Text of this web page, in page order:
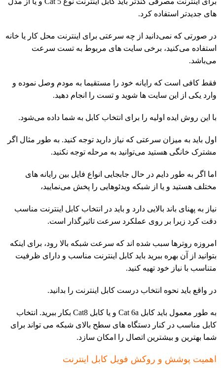
های جدیدتر استفاده کرد.
در صورتی که نمی‌دانید از چه سرعتی برای اینترنت محل کار یا خانه
استفاده می‌کنید، برخی سایت های مربوط به تست سرعت
می‌باشد.
فقط کافی است که رایانه خود را مستقیما به مودم وصل نموده و
وارد یکی از این سایت ها شوید و تست را انجام دهید.
با این روش ایده اولیه را برای انتخاب کابل به شما داده می‌شود.
اول باید به میزان سرعتی که نیاز دارید توجه کنید. به طور مثال اگر
مشترک خانگی هستید می‌توانید به مرحله توجه نکنید.
اما اگر به طور دایم در حال جابجایی انواع فایل بین رایانه های
مختلف هستید و یا از شبکه ویدئوهایی را پخش می‌نمایید،
نیاز به پهنای باند بالایی دارد و باید در انتخاب کابل اینترنت مناسب
دقت کرد زیرا بر روی عملکرد سرعت تاثیرگذار است.
امروزه روترها سبب شده اند که سرعت شبکه بالا رود، برای اینکه
بتوانید از آن بهره ببرید باید کابل اینترنت مناسب و دارای ظرفیت
متناسب با نیاز خود تهیه کنید.
در واقع باید نحوه انتخاب درست کابل اینترنت را بدانید.
به طور معمول باید کابل Cat 6a و یا کابل Cat8 بکار ببرید. انتخاب
کابل مناسب در کنار دستگاه های سطح بالای شبکه می تواند برای
شما بهترین و بیشترین اتصال را امکان سازد.
اهمیت پوشش و روکش فویل کابل اینترنت